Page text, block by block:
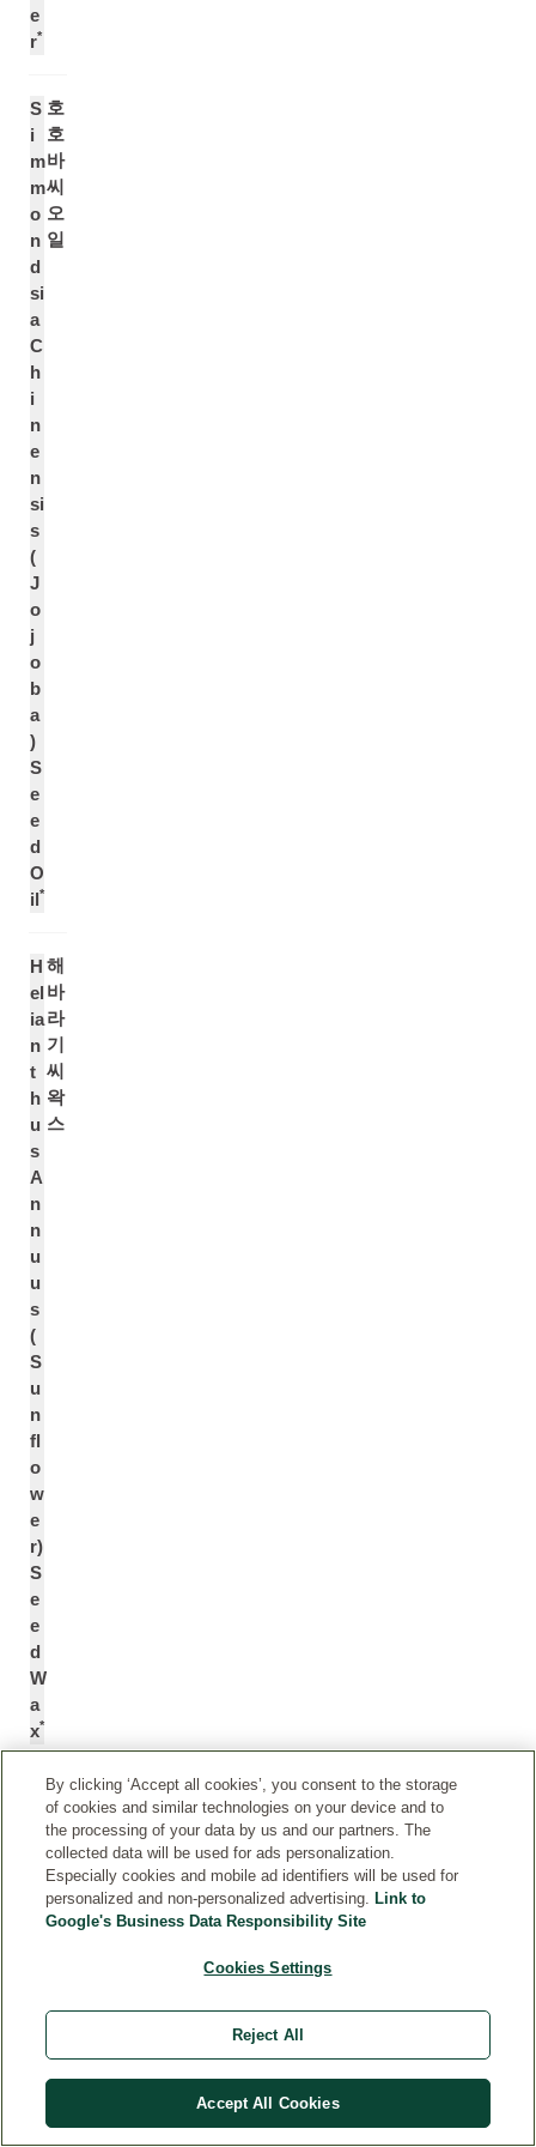
e
r*
S
i
m
m
o
n
d
si
a
C
h
i
n
e
n
si
s
(
J
o
j
o
b
a
)
S
e
e
d
O
il*
호
호
바
씨
오
일
H
el
ia
n
t
h
u
s
A
n
n
u
u
s
(
S
u
n
fl
o
w
e
r)
S
e
e
d
W
a
x*
해
바
라
기
씨
왁
스
베
헤
닐
알
코
올
세
By clicking ‘Accept all cookies’, you consent to the storage
of cookies and similar technologies on your device and to
the processing of your data by us and our partners. The
collected data will be used for ads personalization.
Especially cookies and mobile ad identifiers will be used for
personalized and non-personalized advertising. Link to
Google's Business Data Responsibility Site
Cookies Settings
Reject All
Accept All Cookies